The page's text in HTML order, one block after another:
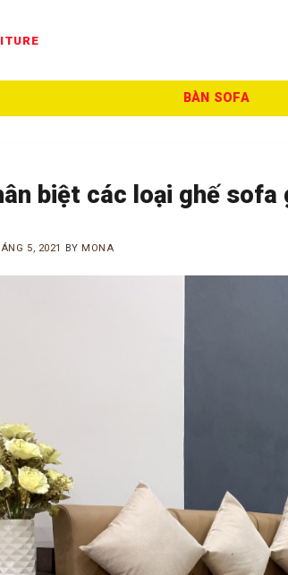
BÀN SOFA
biệt các loại ghế sofa
5, 2021 BY MONA